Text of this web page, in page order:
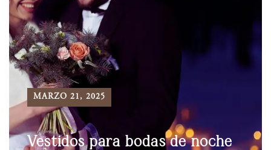
MARZO 21, 2025
Vestidos para bodas de noche